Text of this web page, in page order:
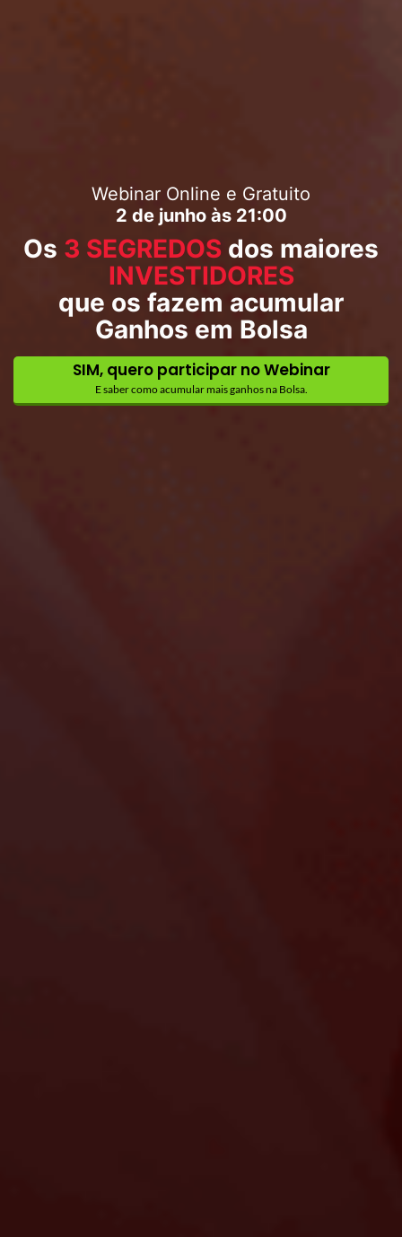
Webinar Online e Gratuito
2 de junho às 21:00
Os 3 SEGREDOS dos maiores
INVESTIDORES
que os fazem acumular
Ganhos em Bolsa
SIM, quero participar no Webinar
E saber como acumular mais ganhos na Bolsa.